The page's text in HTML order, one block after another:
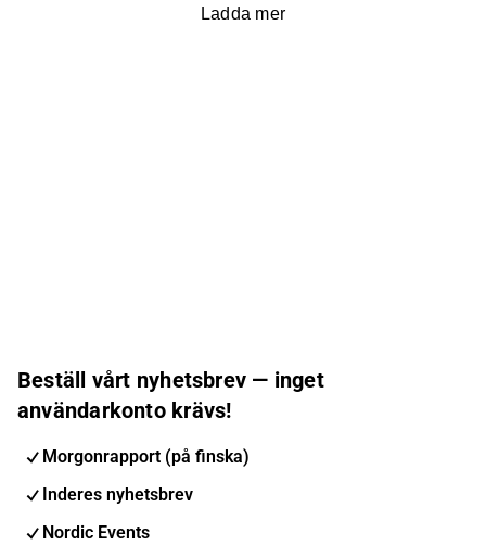
Ladda mer
Beställ vårt nyhetsbrev — inget
användarkonto krävs!
Morgonrapport (på finska)
Inderes nyhetsbrev
Nordic Events